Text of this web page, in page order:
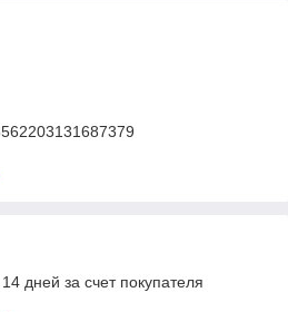
дней за счет покупателя